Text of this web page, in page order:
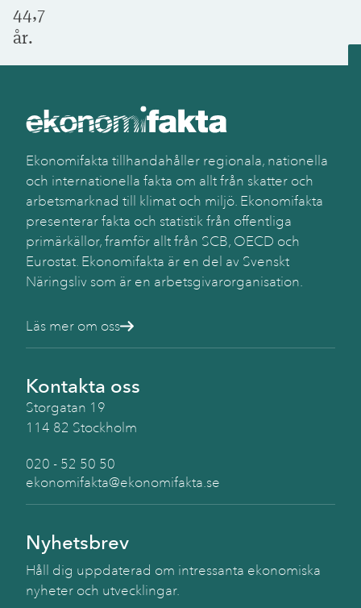
44,7
år.
Ekonomifakta tillhandahåller regionala, nationella
och internationella fakta om allt från skatter och
arbetsmarknad till klimat och miljö. Ekonomifakta
presenterar fakta och statistik från offentliga
primärkällor, framför allt från SCB, OECD och
Eurostat. Ekonomifakta är en del av Svenskt
Näringsliv som är en arbetsgivarorganisation.
Läs mer om oss
Kontakta oss
Storgatan 19
114 82 Stockholm
020 - 52 50 50
ekonomifakta@ekonomifakta.se
Nyhetsbrev
Håll dig uppdaterad om intressanta ekonomiska
nyheter och utvecklingar.